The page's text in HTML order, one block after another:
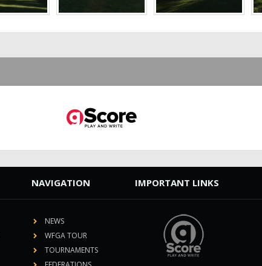
NAVIGATION
NEWS
WFGA TOUR
TOURNAMENTS
IMPORTANT LINKS